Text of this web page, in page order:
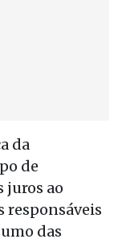
da
de
juros ao
responsáveis
das